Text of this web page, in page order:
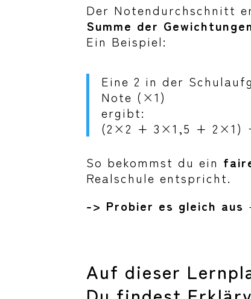
Der Notendurchschnitt
Summe der
Ein Beispiel:
Eine 2 in der
Note (×1)
ergibt:
(2×2 + 3×1,5 + 2×1)
So bekommst du ein
Realschule entspricht.
-> Probier es gleich aus
Auf dieser